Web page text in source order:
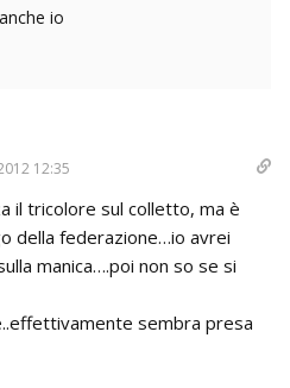
io
12:35
il tricolore sul colletto, ma è
della federazione…io avrei
manica….poi non so se si
sembra presa